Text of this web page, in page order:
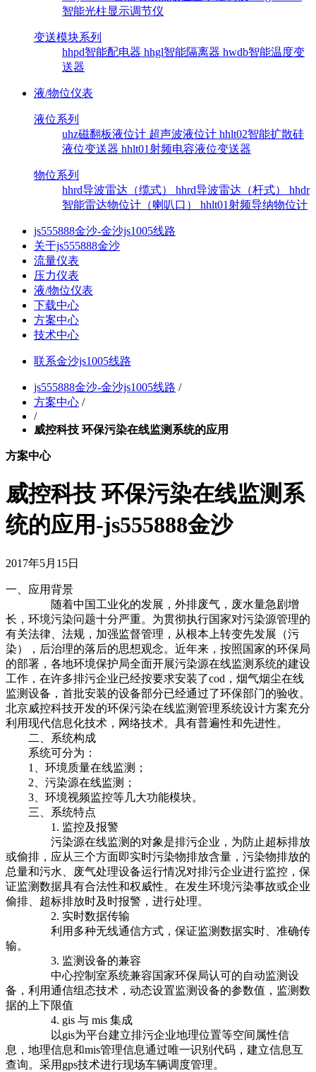
智能光柱显示调节仪
变送模块系列
hhpd智能配电器 hhgl智能隔离器 hwdb智能温度变
送器
液/物位仪表
液位系列
uhz磁翻板液位计 超声波液位计 hhlt02智能扩散硅
液位变送器 hhlt01射频电容液位变送器
物位系列
hhrd导波雷达（缆式） hhrd导波雷达（杆式） hhdr
智能雷达物位计（喇叭口） hhlt01射频导纳物位计
js555888金沙-金沙js1005线路
关于js555888金沙
流量仪表
压力仪表
液/物位仪表
下载中心
方案中心
技术中心
联系金沙js1005线路
js555888金沙-金沙js1005线路 /
方案中心 /
/
威控科技 环保污染在线监测系统的应用
方案中心
威控科技 环保污染在线监测系
统的应用-js555888金沙
2017年5月15日
一、应用背景
随着中国工业化的发展，外排废气，废水量急剧增
长，环境污染问题十分严重。为贯彻执行国家对污染源管理的
有关法律、法规，加强监督管理，从根本上转变先发展（污
染），后治理的落后的思想观念。近年来，按照国家的环保局
的部署，各地环境保护局全面开展污染源在线监测系统的建设
工作，在许多排污企业已经按要求安装了cod，烟气烟尘在线
监测设备，首批安装的设备部分已经通过了环保部门的验收。
北京威控科技开发的环保污染在线监测管理系统设计方案充分
利用现代信息化技术，网络技术。具有普遍性和先进性。
二、系统构成
系统可分为：
1、环境质量在线监测；
2、污染源在线监测；
3、环境视频监控等几大功能模块。
三、系统特点
1. 监控及报警
污染源在线监测的对象是排污企业，为防止超标排放
或偷排，应从三个方面即实时污染物排放含量，污染物排放的
总量和污水、废气处理设备运行情况对排污企业进行监控，保
证监测数据具有合法性和权威性。在发生环境污染事故或企业
偷排、超标排放时及时报警，进行处理。
2. 实时数据传输
利用多种无线通信方式，保证监测数据实时、准确传
输。
3. 监测设备的兼容
中心控制室系统兼容国家环保局认可的自动监测设
备，利用通信组态技术，动态设置监测设备的参数值，监测数
据的上下限值
4. gis 与 mis 集成
以gis为平台建立排污企业地理位置等空间属性信
息，地理信息和mis管理信息通过唯一识别代码，建立信息互
查询。采用gps技术进行现场车辆调度管理。